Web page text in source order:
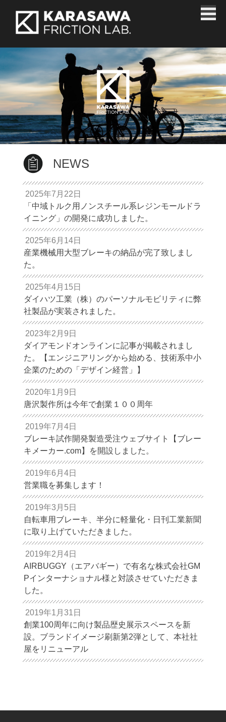
Skip
to
content
ブレーキ研究開発製造｜株式会
社唐沢製作所
NEWS
2025年7月22日
「中域トルク用ノンスチール系レジンモールドラ
イニング」の開発に成功しました。
2025年6月14日
産業機械用大型ブレーキの納品が完了致しまし
た。
2025年4月15日
ダイハツ工業（株）のパーソナルモビリティに弊
社製品が実装されました。
2023年2月9日
ダイアモンドオンラインに記事が掲載されまし
た。【エンジニアリングから始める、技術系中小
企業のための「デザイン経営」】
2020年1月9日
唐沢製作所は今年で創業１００周年
2019年7月4日
ブレーキ試作開発製造受注ウェブサイト【ブレー
キメーカー.com】を開設しました。
2019年6月4日
営業職を募集します！
2019年3月5日
自転車用ブレーキ、半分に軽量化・日刊工業新聞
に取り上げていただきました。
2019年2月4日
AIRBUGGY（エアバギー）で有名な株式会社GM
Pインターナショナル様と対談させていただきま
した。
2019年1月31日
創業100周年に向け製品歴史展示スペースを新
設。ブランドイメージ刷新第2弾として、本社社
屋をリニューアル